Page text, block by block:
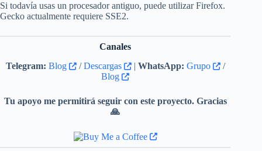
Si todavía usas un procesador antiguo, puede utilizar Firefox.
Gecko actualmente requiere SSE2.
Canales
Telegram: Blog /Descargas | WhatsApp: Grupo
/
Blog
Tu apoyo me permitirá seguir con este proyecto. Gracias
🙏